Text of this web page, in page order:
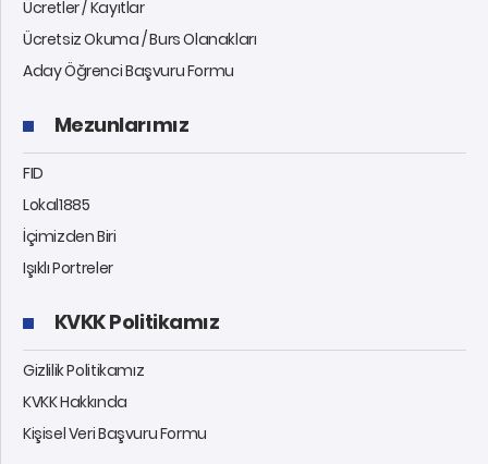
Ücretler / Kayıtlar
Ücretsiz Okuma / Burs Olanakları
Aday Öğrenci Başvuru Formu
Mezunlarımız
FID
Lokal1885
İçimizden Biri
Işıklı Portreler
KVKK Politikamız
Gizlilik Politikamız
KVKK Hakkında
Kişisel Veri Başvuru Formu